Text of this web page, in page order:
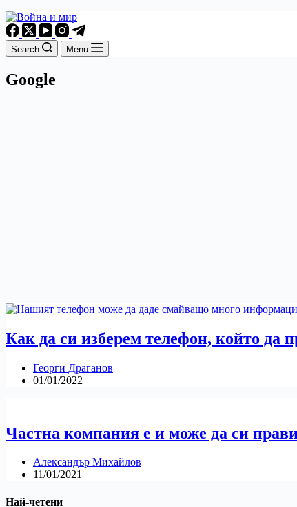
Search Menu
Google
Как да си изберем телефон, който да
Георги Драганов
01/01/2022
Частна компания е и може да си
Александър Михайлов
11/01/2021
Най-четени